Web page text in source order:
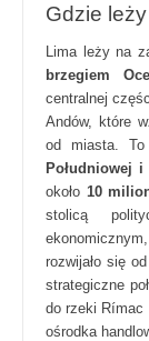
Gdzie
Lima leży na
brzegiem
centralnej
Andów, które
od miasta. To
Południowej
około 10
stolicą
rozwijało się
strategiczne
do rzeki Rímac
ośrodka